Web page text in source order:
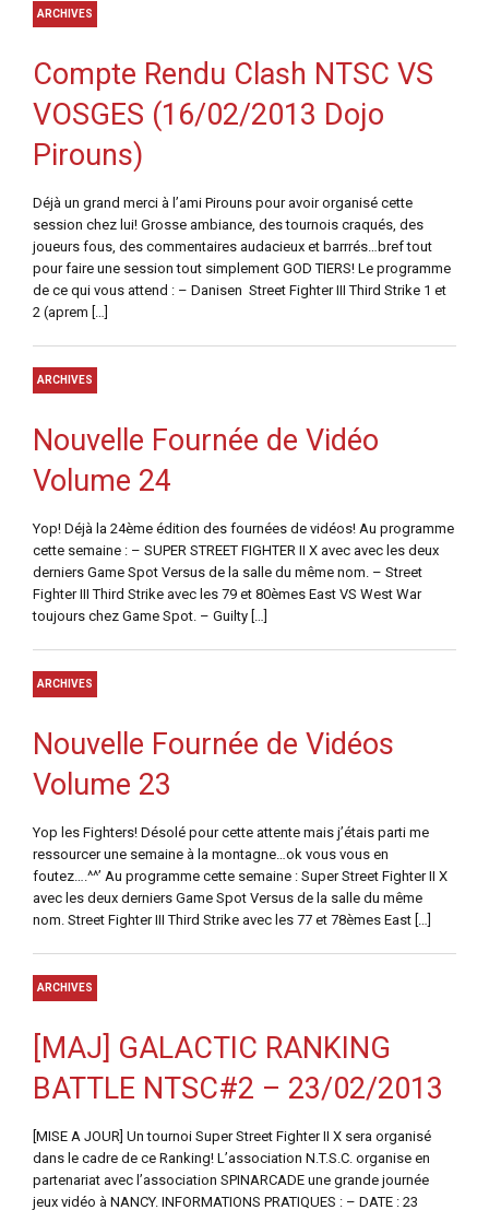
ARCHIVES
Compte Rendu Clash NTSC VS
VOSGES (16/02/2013 Dojo
Pirouns)
Déjà un grand merci à l’ami Pirouns pour avoir organisé cette
session chez lui! Grosse ambiance, des tournois craqués, des
joueurs fous, des commentaires audacieux et barrrés…bref tout
pour faire une session tout simplement GOD TIERS! Le programme
de ce qui vous attend : – Danisen Street Fighter III Third Strike 1 et
2 (aprem […]
ARCHIVES
Nouvelle Fournée de Vidéo
Volume 24
Yop! Déjà la 24ème édition des fournées de vidéos! Au programme
cette semaine : – SUPER STREET FIGHTER II X avec avec les deux
derniers Game Spot Versus de la salle du même nom. – Street
Fighter III Third Strike avec les 79 et 80èmes East VS West War
toujours chez Game Spot. – Guilty […]
ARCHIVES
Nouvelle Fournée de Vidéos
Volume 23
Yop les Fighters! Désolé pour cette attente mais j’étais parti me
ressourcer une semaine à la montagne…ok vous vous en
foutez….^^’ Au programme cette semaine : Super Street Fighter II X
avec les deux derniers Game Spot Versus de la salle du même
nom. Street Fighter III Third Strike avec les 77 et 78èmes East […]
ARCHIVES
[MAJ] GALACTIC RANKING
BATTLE NTSC#2 – 23/02/2013
[MISE A JOUR] Un tournoi Super Street Fighter II X sera organisé
dans le cadre de ce Ranking! L’association N.T.S.C. organise en
partenariat avec l’association SPINARCADE une grande journée
jeux vidéo à NANCY. INFORMATIONS PRATIQUES : – DATE : 23